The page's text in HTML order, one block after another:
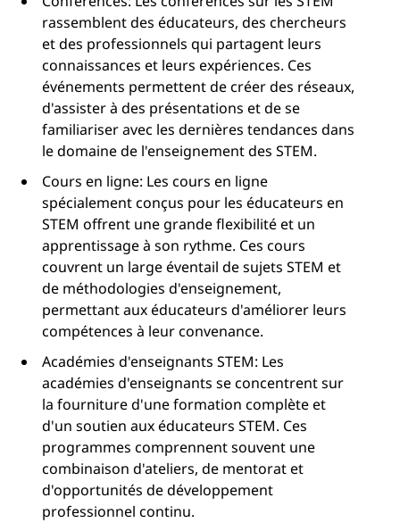
rassemblent des éducateurs, des chercheurs
et des professionnels qui partagent leurs
connaissances et leurs expériences. Ces
événements permettent de créer des réseaux,
d'assister à des présentations et de se
familiariser avec les dernières tendances dans
le domaine de l'enseignement des STEM.
Cours en ligne: Les cours en ligne
spécialement conçus pour les éducateurs en
STEM offrent une grande flexibilité et un
apprentissage à son rythme. Ces cours
couvrent un large éventail de sujets STEM et
de méthodologies d'enseignement,
permettant aux éducateurs d'améliorer leurs
compétences à leur convenance.
Académies d'enseignants STEM: Les
académies d'enseignants se concentrent sur
la fourniture d'une formation complète et
d'un soutien aux éducateurs STEM. Ces
programmes comprennent souvent une
combinaison d'ateliers, de mentorat et
d'opportunités de développement
professionnel continu.